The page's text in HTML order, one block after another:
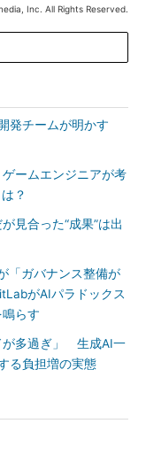
Inc. All Rights Reserved.
発チームが明かす
ームエンジニアが考
？
見合った“成果”は出
「ガバナンス整備が
がAIパラドックス
らす
が多過ぎ」 生成AI一
る負担増の実態